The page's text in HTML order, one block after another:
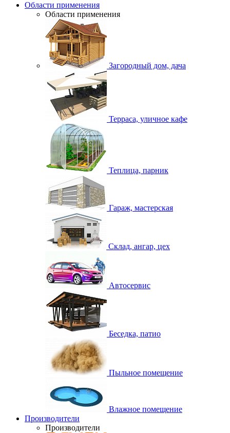
Области применения
Области применения
Загородный дом, дача
Терраса, уличное кафе
Теплица, парник
Гараж, мастерская
Склад, ангар, цех
Автосервис
Беседка, патио
Пыльное помещение
Влажное помещение
Производители
Производители